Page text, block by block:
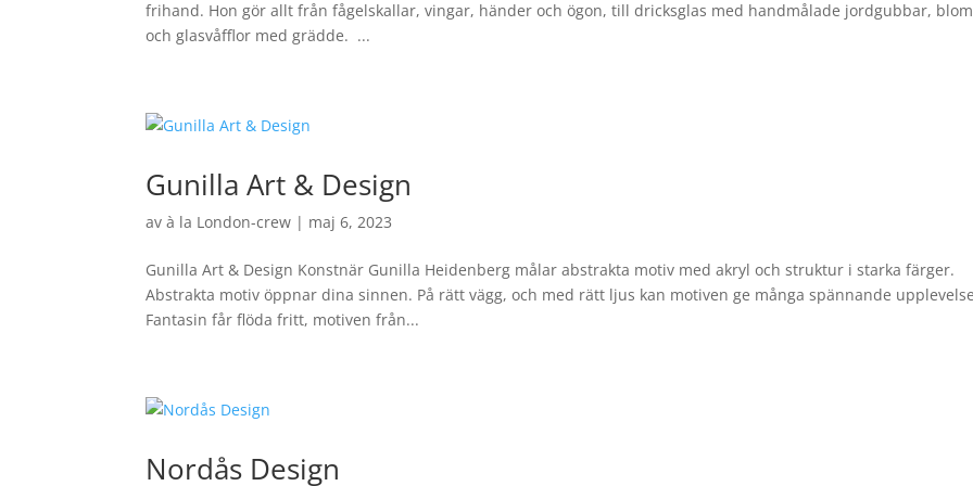
frihand. Hon gör allt från fågelskallar, vingar, händer och ögon, till dricksglas med handmålade jordgubbar,
och glasvåfflor med grädde. ...
Gunilla Art & Design
avà la London-crew | maj 6, 2023
Gunilla Art & Design Konstnär Gunilla Heidenberg målar abstrakta motiv med akryl och struktur i starka färger.
Abstrakta motiv öppnar dina sinnen. På rätt vägg, och med rätt ljus kan motiven ge många spännande
Fantasin får flöda fritt, motiven från...
Nordås Design